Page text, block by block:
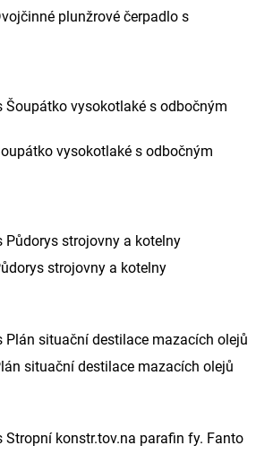
plunžrové čerpadlo s
vysokotlaké s odbočným
strojovny a kotelny
situační destilace mazacích olejů